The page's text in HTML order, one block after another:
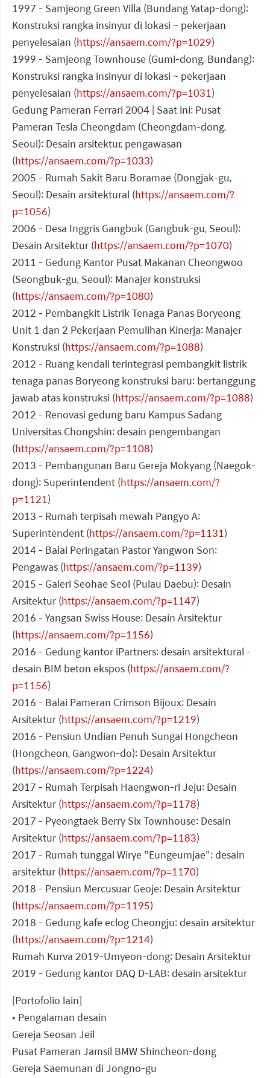
1997 - Samjeong Green Villa (Bundang Yatap-dong):
Konstruksi rangka insinyur di lokasi ~ pekerjaan
penyelesaian (https://ansaem.com/?p=1029)
1999 - Samjeong Townhouse (Gumi-dong, Bundang):
Konstruksi rangka insinyur di lokasi ~ pekerjaan
penyelesaian (https://ansaem.com/?p=1031)
Gedung Pameran Ferrari 2004 | Saat ini: Pusat
Pameran Tesla Cheongdam (Cheongdam-dong,
Seoul): Desain arsitektur, pengawasan
(https://ansaem.com/?p=1033)
2005 - Rumah Sakit Baru Boramae (Dongjak-gu,
Seoul): Desain arsitektural (https://ansaem.com/?
p=1056)
2006 - Desa Inggris Gangbuk (Gangbuk-gu, Seoul):
Desain Arsitektur (https://ansaem.com/?p=1070)
2011 - Gedung Kantor Pusat Makanan Cheongwoo
(Seongbuk-gu, Seoul): Manajer konstruksi
(https://ansaem.com/?p=1080)
2012 - Pembangkit Listrik Tenaga Panas Boryeong
Unit 1 dan 2 Pekerjaan Pemulihan Kinerja: Manajer
Konstruksi (https://ansaem.com/?p=1088)
2012 - Ruang kendali terintegrasi pembangkit listrik
tenaga panas Boryeong konstruksi baru: bertanggung
jawab atas konstruksi (https://ansaem.com/?p=1088)
2012 - Renovasi gedung baru Kampus Sadang
Universitas Chongshin: desain pengembangan
(https://ansaem.com/?p=1108)
2013 - Pembangunan Baru Gereja Mokyang (Naegok-
dong): Superintendent (https://ansaem.com/?
p=1121)
2013 - Rumah terpisah mewah Pangyo A:
Superintendent (https://ansaem.com/?p=1131)
2014 - Balai Peringatan Pastor Yangwon Son:
Pengawas (https://ansaem.com/?p=1139)
2015 - Galeri Seohae Seol (Pulau Daebu): Desain
Arsitektur (https://ansaem.com/?p=1147)
2016 - Yangsan Swiss House: Desain Arsitektur
(https://ansaem.com/?p=1156)
2016 - Gedung kantor iPartners: desain arsitektural -
desain BIM beton ekspos (https://ansaem.com/?
p=1156)
2016 - Balai Pameran Crimson Bijoux: Desain
Arsitektur (https://ansaem.com/?p=1219)
2016 - Pensiun Undian Penuh Sungai Hongcheon
(Hongcheon, Gangwon-do): Desain Arsitektur
(https://ansaem.com/?p=1224)
2017 - Rumah Terpisah Haengwon-ri Jeju: Desain
Arsitektur (https://ansaem.com/?p=1178)
2017 - Pyeongtaek Berry Six Townhouse: Desain
Arsitektur (https://ansaem.com/?p=1183)
2017 - Rumah tunggal Wirye "Eungeumjae": desain
arsitektur (https://ansaem.com/?p=1170)
2018 - Pensiun Mercusuar Geoje: Desain Arsitektur
(https://ansaem.com/?p=1195)
2018 - Gedung kafe eclog Cheongju: desain arsitektur
(https://ansaem.com/?p=1214)
Rumah Kurva 2019-Umyeon-dong: Desain Arsitektur
2019 - Gedung kantor DAQ D-LAB: desain arsitektur
[Portofolio lain]
• Pengalaman desain
Gereja Seosan Jeil
Pusat Pameran Jamsil BMW Shincheon-dong
Gereja Saemunan di Jongno-gu